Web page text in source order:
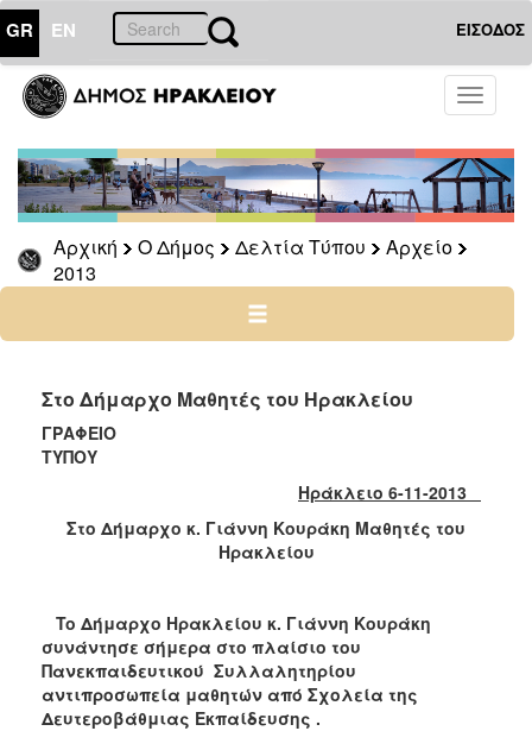
GR EN ΕΙΣΟΔΟΣ
Toggle
Αρχική Ο Δήμος Δελτία Τύπου
Αρχείο
2013
ΔΗΜΟΣ
Δελτία
Τύπου
Αρχείο
2026
2025
2022
2021
2018
2015
2013
2012
Στο Δήμαρχο Μαθητές του Ηρακλείου
ΓΡΑΦΕΙΟ
Ηράκλειο 6-11-2013
Στο Δήμαρχο κ. Γιάννη Κουράκη Μαθητές του
Ηρακλείου
To Δήμαρχο Ηρακλείου κ. Γιάννη Κουράκη
συνάντησε σήμερα στο πλαίσιο του
Πανεκπαιδευτικού Συλλαλητηρίου
αντιπροσωπεία μαθητών από Σχολεία της
Δευτεροβάθμιας Εκπαίδευσης .